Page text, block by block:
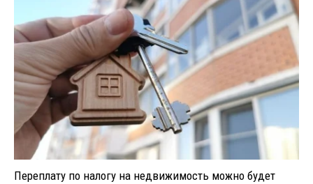
Переплату по налогу на недвижимость можно будет